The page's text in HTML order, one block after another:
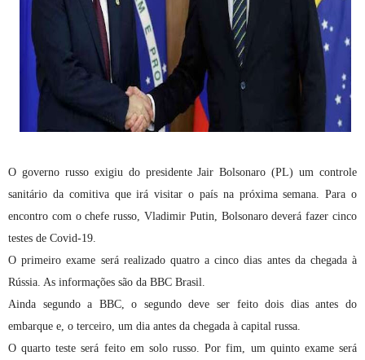
O governo russo exigiu do presidente Jair Bolsonaro (PL) um controle
sanitário da comitiva que irá visitar o país na próxima semana. Para o
encontro com o chefe russo, Vladimir Putin, Bolsonaro deverá fazer cinco
testes de Covid-19.
O primeiro exame será realizado quatro a cinco dias antes da chegada à
Rússia. As informações são da BBC Brasil.
Ainda segundo a BBC, o segundo deve ser feito dois dias antes do
embarque e, o terceiro, um dia antes da chegada à capital russa.
O quarto teste será feito em solo russo. Por fim, um quinto exame será